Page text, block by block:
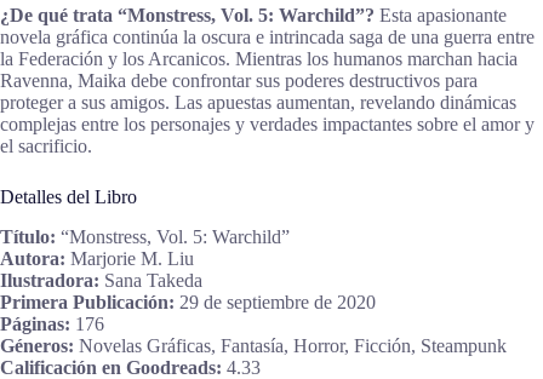
¿De qué trata “Monstress, Vol. 5: Warchild”? Esta apasionante
novela gráfica continúa la oscura e intrincada saga de una guerra entre
la Federación y los Arcanicos. Mientras los humanos marchan hacia
Ravenna, Maika debe confrontar sus poderes destructivos para
proteger a sus amigos. Las apuestas aumentan, revelando dinámicas
complejas entre los personajes y verdades impactantes sobre el amor y
el sacrificio.
Detalles del Libro
Título: “Monstress, Vol. 5: Warchild”
Autora: Marjorie M. Liu
Ilustradora: Sana Takeda
Primera Publicación: 29 de septiembre de 2020
Páginas: 176
Géneros: Novelas Gráficas, Fantasía, Horror, Ficción, Steampunk
Calificación en Goodreads: 4.33